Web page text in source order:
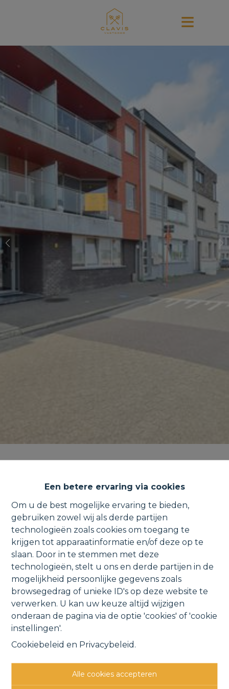
Een betere ervaring via cookies
Om u de best mogelijke ervaring te bieden,
gebruiken zowel wij als derde partijen
technologieën zoals cookies om toegang te
krijgen tot apparaatinformatie en/of deze op te
slaan. Door in te stemmen met deze
technologieën, stelt u ons en derde partijen in de
mogelijkheid persoonlijke gegevens zoals
browsegedrag of unieke ID's op deze website te
verwerken. U kan uw keuze altijd wijzigen
onderaan de pagina via de optie 'cookies' of 'cookie
instellingen'.
Cookiebeleid en Privacybeleid .
Alle cookies accepteren
Ruim appartement met
ondergrondse garagebox en
vaartzicht.
Westdijk 34 4, 1880 Kapelle-op-den-Bos
VERHUURD
Vorige